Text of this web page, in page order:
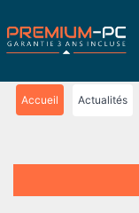
Accueil Actualités